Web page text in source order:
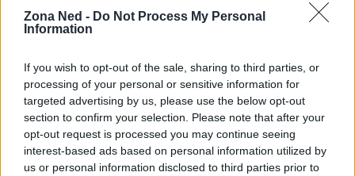
Zona Ned - Do Not Process My Personal
Information
If you wish to opt-out of the sale, sharing to third parties, or
processing of your personal or sensitive information for
targeted advertising by us, please use the below opt-out
section to confirm your selection. Please note that after your
opt-out request is processed you may continue seeing
interest-based ads based on personal information utilized by
us or personal information disclosed to third parties prior to
dimostrare il suo valore. La sua storia è
il duro lavoro e la determinazione si possano
raggiungere traguardi importanti. Chi sa, forse
stiamo assistendo alla nascita di una nuova stella
nel firmamento del tennis!